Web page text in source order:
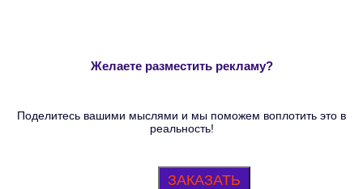
Желаете разместить рекламу?
Поделитесь вашими мыслями и мы поможем воплотить это в
реальность!
ЗАКАЗАТЬ